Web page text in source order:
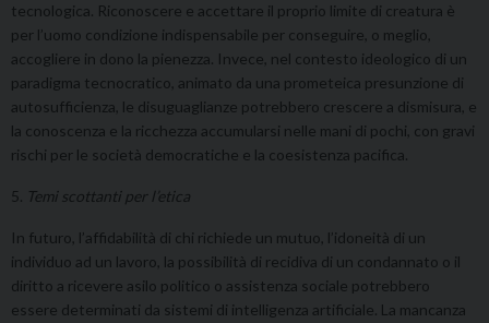
tecnologica. Riconoscere e accettare il proprio limite di creatura è
per l’uomo condizione indispensabile per conseguire, o meglio,
accogliere in dono la pienezza. Invece, nel contesto ideologico di un
paradigma tecnocratico, animato da una prometeica presunzione di
autosufficienza, le disuguaglianze potrebbero crescere a dismisura, e
la conoscenza e la ricchezza accumularsi nelle mani di pochi, con gravi
rischi per le società democratiche e la coesistenza pacifica.
5. Temi scottanti per l’etica
In futuro, l’affidabilità di chi richiede un mutuo, l’idoneità di un
individuo ad un lavoro, la possibilità di recidiva di un condannato o il
diritto a ricevere asilo politico o assistenza sociale potrebbero
essere determinati da sistemi di intelligenza artificiale. La mancanza